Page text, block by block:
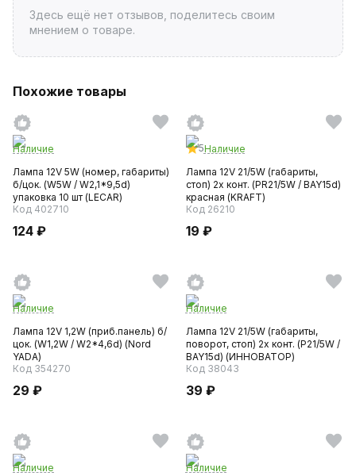
Здесь ещё нет отзывов, поделитесь своим
мнением о товаре.
Похожие товары
Наличие
Лампа 12V 5W (номер, габариты)
б/цок. (W5W / W2,1*9,5d)
упаковка 10 шт (LECAR)
Код 402710
124 ₽
5Наличие
Лампа 12V 21/5W (габариты,
стоп) 2х конт. (PR21/5W / BAY15d)
красная (KRAFT)
Код 26210
19 ₽
Наличие
Лампа 12V 1,2W (приб.панель) б/
цок. (W1,2W / W2*4,6d) (Nord
YADA)
Код 354270
29 ₽
Наличие
Лампа 12V 21/5W (габариты,
поворот, стоп) 2х конт. (P21/5W /
BAY15d) (ИННОВАТОР)
Код 38043
39 ₽
Наличие
Наличие